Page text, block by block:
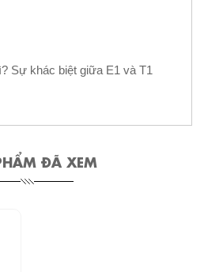
Sự khác biệt giữa E1 và T1
ĐÃ XEM